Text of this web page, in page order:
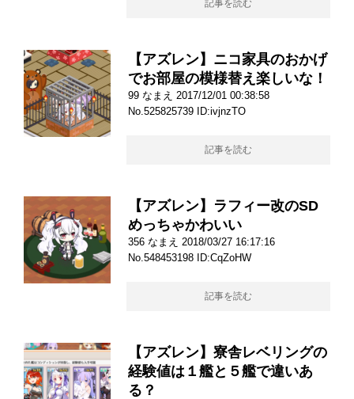
記事を読む
【アズレン】ニコ家具のおかげ
でお部屋の模様替え楽しいな！
99 なまえ 2017/12/01 00:38:58
No.525825739 ID:ivjnzTO
記事を読む
【アズレン】ラフィー改のSD
めっちゃかわいい
356 なまえ 2018/03/27 16:17:16
No.548453198 ID:CqZoHW
記事を読む
【アズレン】寮舎レベリングの
経験値は１艦と５艦で違いあ
る？